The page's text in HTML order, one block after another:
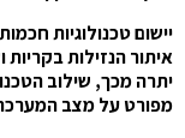
יישום טכנולוגיות
איתור הנזילות
יתרה מכך, שילוב
מפורט על מצב